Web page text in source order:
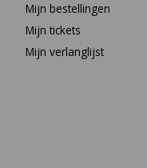
Mijn bestellingen
Mijn tickets
Mijn verlanglijst